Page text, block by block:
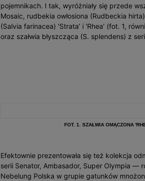
pojemnikach. I tak, wyróżniały się przede
Mosaic, rudbekia owłosiona (Rudbeckia
(Salvia farinacea) 'Strata’ i 'Rhea’ (fot. 1,
oraz szałwia błyszcząca (S. splendens) z
FOT. 1. SZAŁWIA OMĄCZONA
Efektownie prezentowała się też kolekcja
serii Senator, Ambasador, Super Olympia —
Nebelung Polska w grupie gatunków